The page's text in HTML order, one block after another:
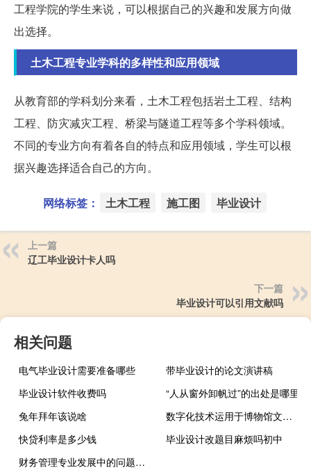
工程学院的学生来说，可以根据自己的兴趣和发展方向做
出选择。
土木工程专业学科的多样性和应用领域
从教育部的学科划分来看，土木工程包括岩土工程、结构
工程、防灾减灾工程、桥梁与隧道工程等多个学科领域。
不同的专业方向有着各自的特点和应用领域，学生可以根
据兴趣选择适合自己的方向。
网络标签： 土木工程 施工图 毕业设计
上一篇
辽工毕业设计卡人吗
下一篇
毕业设计可以引用文献吗
相关问题
电气毕业设计需要准备哪些
带毕业设计的论文演讲稿
毕业设计软件收费吗
“人从窗外卸帆过”的出处是哪里
兔年拜年该说啥
数字化技术运用于博物馆文物讲解的优势分析,复旦大学和北京大学的文物博物馆学分别有哪些优势和特点...
快贷利率是多少钱
毕业设计改题目麻烦吗初中
财务管理专业发展中的问题与建议,你在大学学到了什么，尤其是在财务管理方面？...